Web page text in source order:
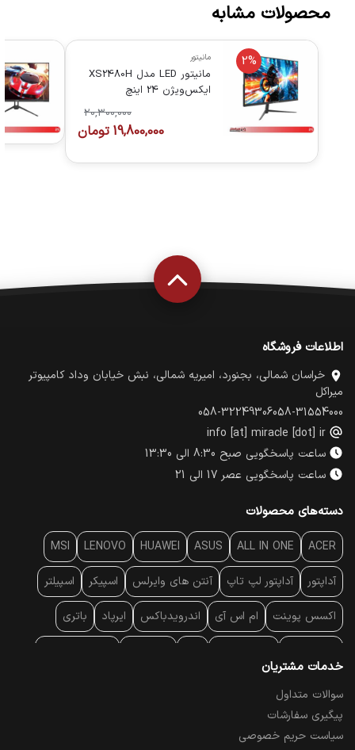
محصولات مشابه
2% مانیتور
مانیتور LED مدل XS2480H
ایکس‌ویژن 24 اینچ
20,300,000
19,800,000 تومان
اطلاعات فروشگاه
خراسان شمالی، بجنورد، امیریه شمالی، نبش خیابان وداد کامپیوتر
میراکل
058-31554000
058-32249306
info [at] miracle [dot] ir
ساعت پاسخگویی صبح 8:30 الی 13:30
ساعت پاسخگویی عصر 17 الی 21
دسته‌های محصولات
ACER
ALL IN ONE
ASUS
HUAWEI
LENOVO
MSI
آداپتور آداپتور لپ تاپ آنتن‌ های وایرلس اسپیکر اسپیلتر
اکسس پوینت ام اس آی اندرویدباکس ایرپاد باتری
پایه سقفی
پرده نمایش
خدمات مشتریان
سوالات متداول
پیگیری سفارشات
سیاست حریم خصوصی